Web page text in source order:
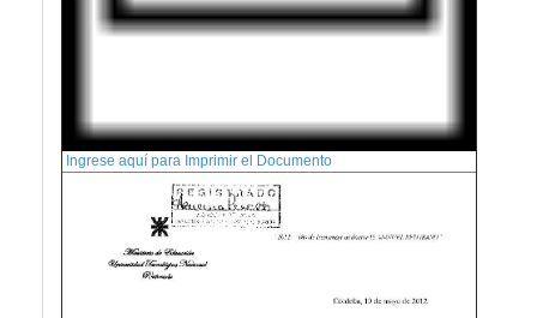
Ingrese aquí para Imprimir el Documento